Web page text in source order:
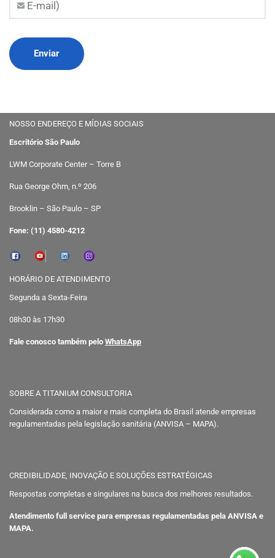
NOSSO ENDEREÇO E MÍDIAS SOCIAIS
Escritório São Paulo
LWM Corporate Center – Torre B
Rua George Ohm, n.º 206
Brooklin – São Paulo – SP
Fone: (11) 4580-4212
HORÁRIO DE ATENDIMENTO
Segunda a Sexta-Feira
08h30 às 17h30
Fale conosco também pelo WhatsApp
SOBRE A TITANIUM CONSULTORIA
Considerada como a maior e mais completa do Brasil atende empresas
regulamentadas pela legislação sanitária (ANVISA – MAPA).
CREDIBILIDADE, INOVAÇÃO E SOLUÇÕES ESTRATÉGICAS
Respostas completas e singulares na busca dos melhores resultados.
Atendimento full service para empresas regulamentadas pela ANVISA e
MAPA.